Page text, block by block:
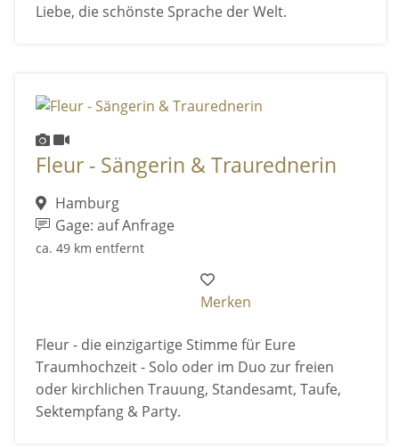
Liebe, die schönste Sprache der Welt.
Fleur - Sängerin & Traurednerin
Hamburg
Gage: auf Anfrage
ca. 49 km entfernt
Merken
Fleur - die einzigartige Stimme für Eure
Traumhochzeit - Solo oder im Duo zur freien
oder kirchlichen Trauung, Standesamt, Taufe,
Sektempfang & Party.